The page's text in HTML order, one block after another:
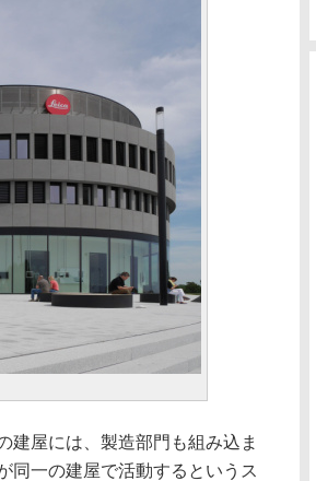
建屋には、製造部門も組み込ま
同一の建屋で活動するというス